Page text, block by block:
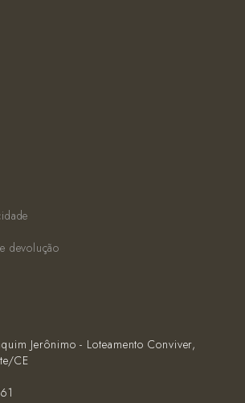
devolução
Jerônimo - Loteamento Conviver,
CE